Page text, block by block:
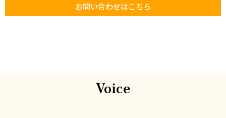
お問い合わせはこちら
Voice